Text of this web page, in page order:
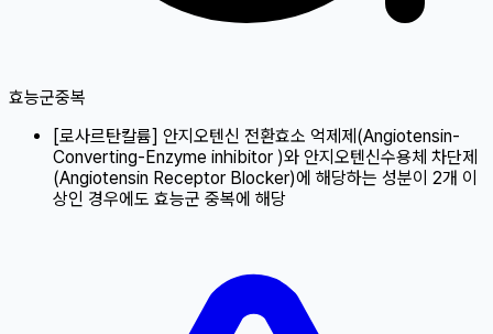
효능군중복
[로사르탄칼륨] 안지오텐신 전환효소 억제제(Angiotensin-
Converting-Enzyme inhibitor )와 안지오텐신수용체 차단제
(Angiotensin Receptor Blocker)에 해당하는 성분이 2개 이
상인 경우에도 효능군 중복에 해당